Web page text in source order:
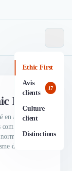
Ethic First
Avis
clients
17
Culture
client
Distinctions
First
accessibilité
privés et
françaises
de formation